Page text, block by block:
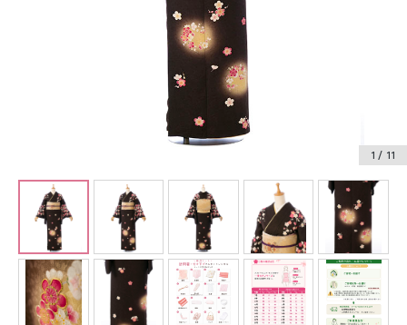
ジュニア着物レンタル
ジュニア洋装レンタル
ベビー洋装レンタル
紋付袴レンタル
1 / 11